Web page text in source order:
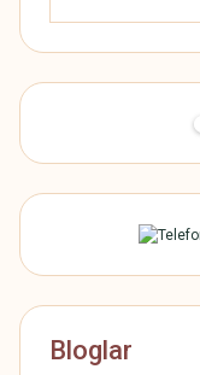
Bloglar